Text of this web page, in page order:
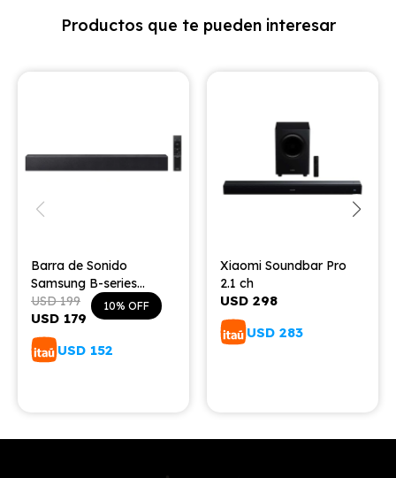
Productos que te pueden interesar
Barra de Sonido
Samsung B-series
B400F 2.0 (2025)
USD 179
USD 199 10
USD 152
Xiaomi Soundbar Pro
2.1 ch
USD 298
USD 283